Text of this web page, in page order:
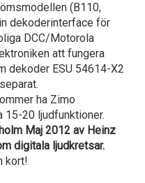
(B110,
dekoderinterface för
DCC/Motorola
att fungera
dekoder ESU 54614-X2
ha Zimo
15-20 ljudfunktioner.
Maj 2012 av Heinz
digitala ljudkretsar.
kort!